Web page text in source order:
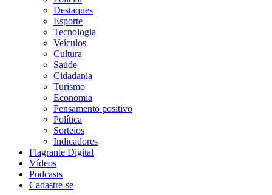
Destaques
Esporte
Tecnologia
Veículos
Cultura
Saúde
Cidadania
Turismo
Economia
Pensamento positivo
Política
Sorteios
Indicadores
Flagrante Digital
Vídeos
Podcasts
Cadastre-se